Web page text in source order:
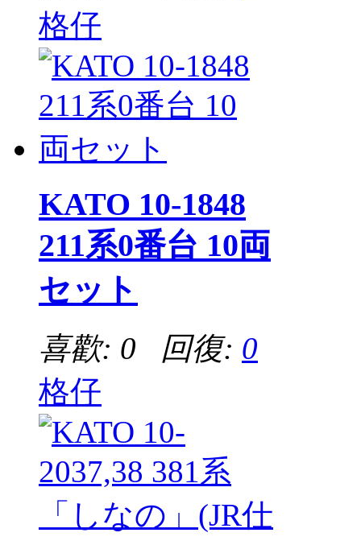
格仔
KATO 10-1848
211系0番台 10両
セット
喜歡: 0 回復: 0
格仔